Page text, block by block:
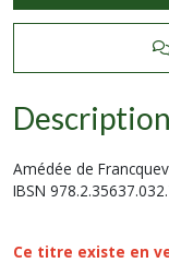
Description
Amédée de
IBSN
Ce titre existe en